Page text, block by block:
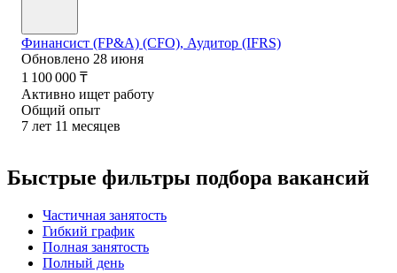
Финансист (FP&A) (CFO), Аудитор (IFRS)
Обновлено 28 июня
1 100 000 ₸
Активно ищет работу
Общий опыт
7 лет 11 месяцев
Быстрые фильтры подбора вакансий
Частичная занятость
Гибкий график
Полная занятость
Полный день